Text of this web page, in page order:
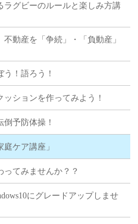
ラグビーのルールと楽しみ方講
動産を「争続」・「負動産」
う！語ろう！
ションを作ってみよう！
倒予防体操！
ケア講座」
ってみませんか？？
にグレードアップしませ